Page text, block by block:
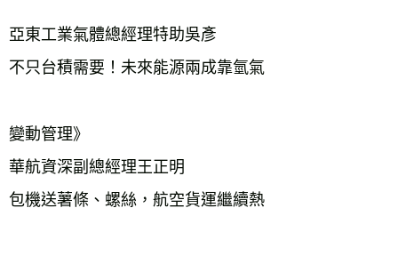
亞東工業氣體總經理特助吳彥
不只台積需要！未來能源兩成靠氫氣
變動管理》
華航資深副總經理王正明
包機送薯條、螺絲，航空貨運繼續熱